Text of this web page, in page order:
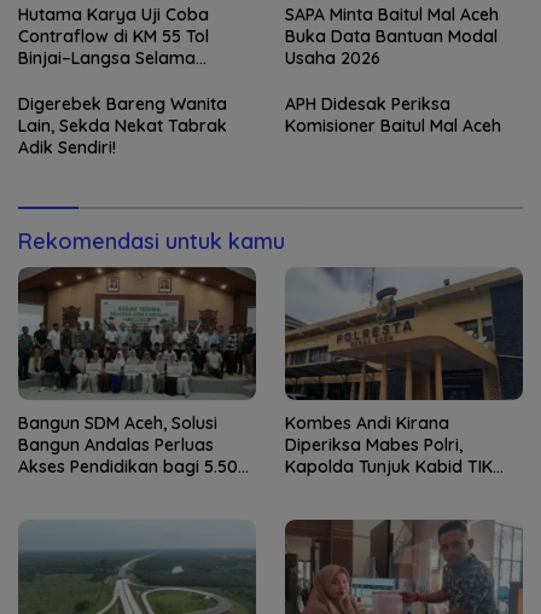
Kapolresta Banda Aceh
Hutama Karya Uji Coba
Contraflow di KM 55 Tol
Binjai–Langsa Selama
SAPA Minta Baitul Mal Aceh
Buka Data Bantuan Modal
Usaha 2026
Digerebek Bareng Wanita
Lain, Sekda Nekat Tabrak
Adik Sendiri!
APH Didesak Periksa
Komisioner Baitul Mal Aceh
Rekomendasi untuk kamu
Bangun SDM Aceh, Solusi
Bangun Andalas Perluas
Akses Pendidikan bagi 5.500
Kombes Andi Kirana
Diperiksa Mabes Polri,
Kapolda Tunjuk Kabid TIK